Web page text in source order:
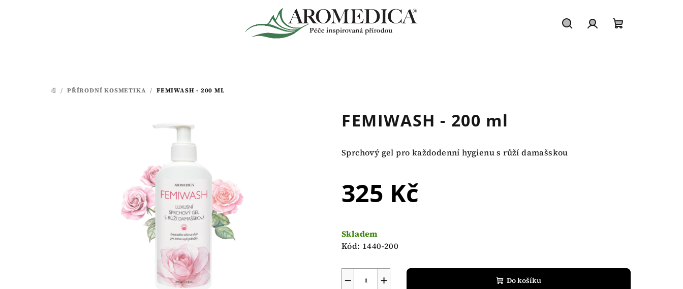
DOMŮ
/ PŘÍRODNÍ KOSMETIKA / FEMIWASH - 200 ML
FEMIWASH - 200 ml
Sprchový gel pro každodenní hygienu s růží damašskou
325 Kč
cena:
Skladem
Kód: 1440-200
+
− Do košíku